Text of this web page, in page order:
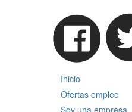
Inicio
Ofertas empleo
Soy una empresa